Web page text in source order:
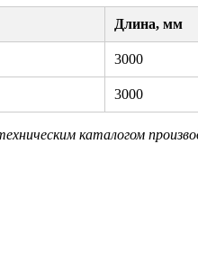
Длина, мм
3000
3000
каталогом